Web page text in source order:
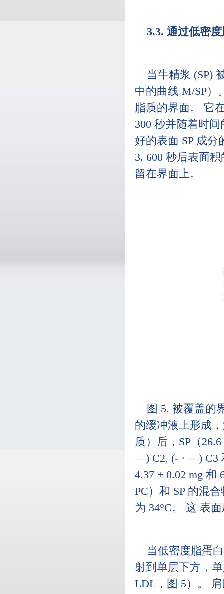
3.3. 通过低密
当牛精浆 (SP)
中的曲线 M/SP）
脂质的界面。 它
300 秒并随着时
好的表面 SP 成
3. 600 秒后表面
留在界面上。
图 5. 被覆盖
的缓冲液上形成
质）后，SP（
—) C2, (- · —) C3
4.37 ± 0.02 mg 和
PC）和 SP 的混
为 34°C。 这 表
当低密度脂蛋
射到单层下方，
LDL，图 5）。